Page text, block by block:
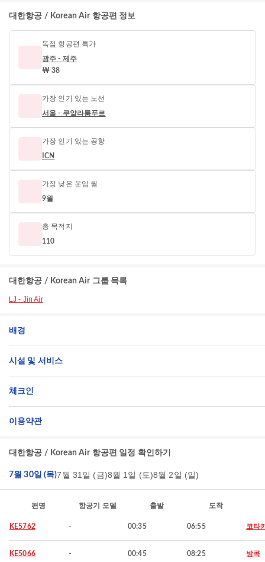
대한항공 / Korean Air 항공편 정보
독점 항공편 특가
광주 - 제주
₩ 38
가장 인기 있는 노선
서울 - 쿠알라룸푸르
가장 인기 있는 공항
ICN
가장 낮은 운임 월
9월
총 목적지
110
대한항공 / Korean Air 그룹 목록
LJ - Jin Air
배경
시설 및 서비스
체크인
이용약관
대한항공 / Korean Air 항공편 일정 확인하기
7월 30일 (목)7월 31일 (금)8월 1일 (토)8월 2일 (일)
편명 항공기 모델 출발 도착
KE5762 - 00:35 06:55 코타
KE5066 - 00:45 08:25 방콕